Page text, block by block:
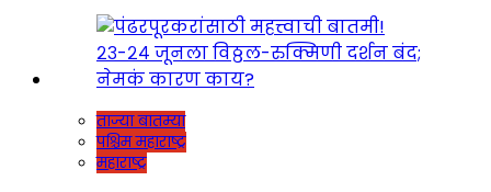
ताज्या बातम्या
पश्चिम महाराष्ट्र
महाराष्ट्र